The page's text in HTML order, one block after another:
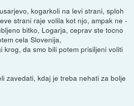
kogarkoli na levi strani, sploh
strani raje volila kot njo, ampak ne -
bitko, Logarja, ceprav ste tocno
cela Slovenija,
krog, da smo bili potem prisiljeni voliti
zavedati, kdaj je treba nehati za bolje